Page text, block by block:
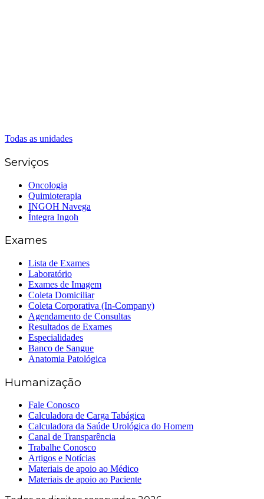
Todas as unidades
Serviços
Oncologia
Quimioterapia
INGOH Navega
Íntegra Ingoh
Exames
Lista de Exames
Laboratório
Exames de Imagem
Coleta Domiciliar
Coleta Corporativa (In-Company)
Agendamento de Consultas
Resultados de Exames
Especialidades
Banco de Sangue
Anatomia Patológica
Humanização
Fale Conosco
Calculadora de Carga Tabágica
Calculadora da Saúde Urológica do Homem
Canal de Transparência
Trabalhe Conosco
Artigos e Notícias
Materiais de apoio ao Médico
Materiais de apoio ao Paciente